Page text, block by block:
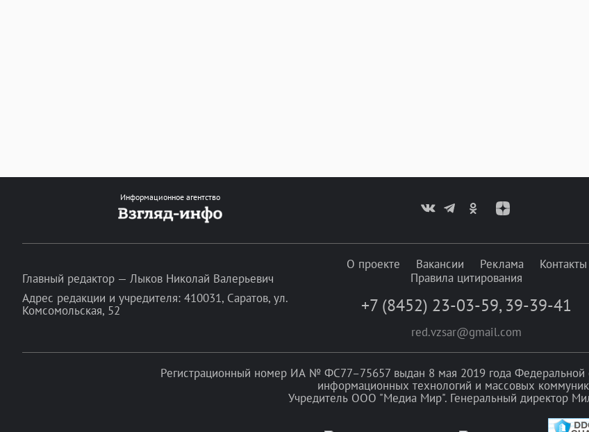
Информационное агентство
Главный редактор — Лыков Николай Валерьевич
Адрес редакции и учредителя: 410031, Саратов, ул.
Комсомольская, 52
О проекте Вакансии Реклама
Контакты
Правила цитирования
+7 (8452) 23-03-59, 39-39-41
red.vzsar@gmail.com
Регистрационный номер ИА № ФС77–75657 выдан 8 мая 2019 года Федеральной
информационных технологий и массовых
Учредитель ООО "Медиа Мир". Генеральный директор